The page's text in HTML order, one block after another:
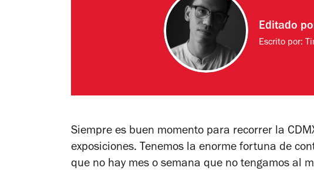
Editado
Escrito por:
Siempre es buen momento para recorrer la
exposiciones. Tenemos la enorme fortuna de
que no hay mes o semana que no tengamos al